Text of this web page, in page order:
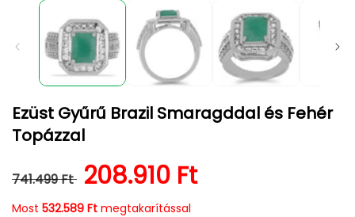
médiafájl
modális
párbeszédpanelen
Ezüst Gyűrű Brazil Smaragddal és Fehér
Topázzal
Normál ár
741.499 Ft Kedvezményes ár
208.910 Ft
Most 532.589 Ft megtakarítással